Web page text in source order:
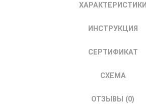
ХАРАКТЕРИСТИКИ
ИНСТРУКЦИЯ
СЕРТИФИКАТ
СХЕМА
ОТЗЫВЫ (0)